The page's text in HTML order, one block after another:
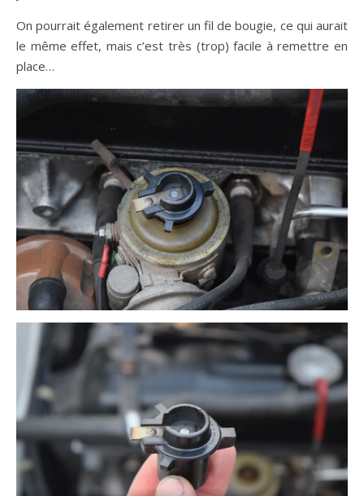
On pourrait également retirer un fil de bougie, ce qui aurait
le même effet, mais c’est très (trop) facile à remettre en
place…